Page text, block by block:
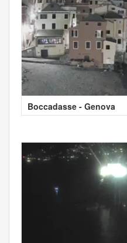
Boccadasse - Genova